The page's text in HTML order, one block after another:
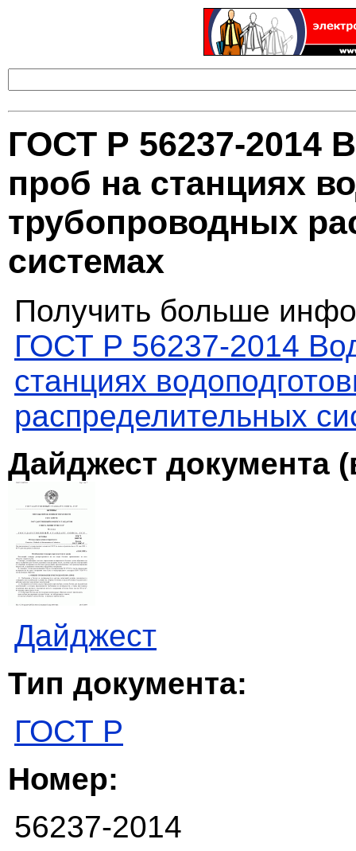
ГОСТ Р 56237-2014
проб на станциях
трубопроводных
системах
Получить больше
ГОСТ Р 56237-2014
станциях
распределительных
Дайджест документа
Дайджест
Тип документа:
ГОСТ Р
Номер:
56237-2014